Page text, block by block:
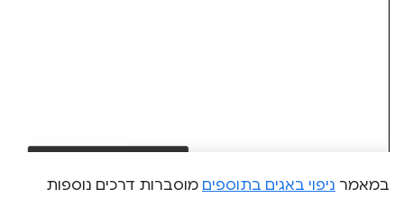
במאמר ניפוי באגים בתוספים מוסברות דרכים נוספות